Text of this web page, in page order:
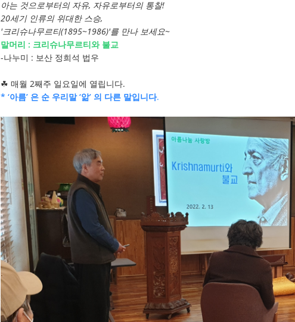
아는 것으로부터의 자유, 자유로부터의 통찰!
20세기 인류의 위대한 스승,
'크리슈나무르티(1895~1986)'를 만나 보세요~
말머리 : 크리슈나무르티와 불교
-나누미 : 보산 정희석 법우
☘ 매월 2째주 일요일에 열립니다.
* ‘아름’ 은 순 우리말 ‘앎’ 의 다른 말입니다.